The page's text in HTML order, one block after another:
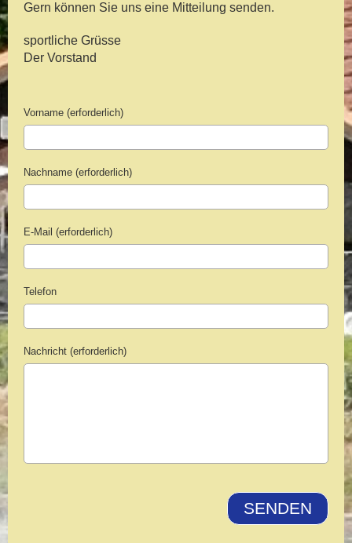
Gern können Sie uns eine Mitteilung senden.
sportliche Grüsse
Der Vorstand
Vorname (erforderlich)
Nachname (erforderlich)
E-Mail (erforderlich)
Telefon
Nachricht (erforderlich)